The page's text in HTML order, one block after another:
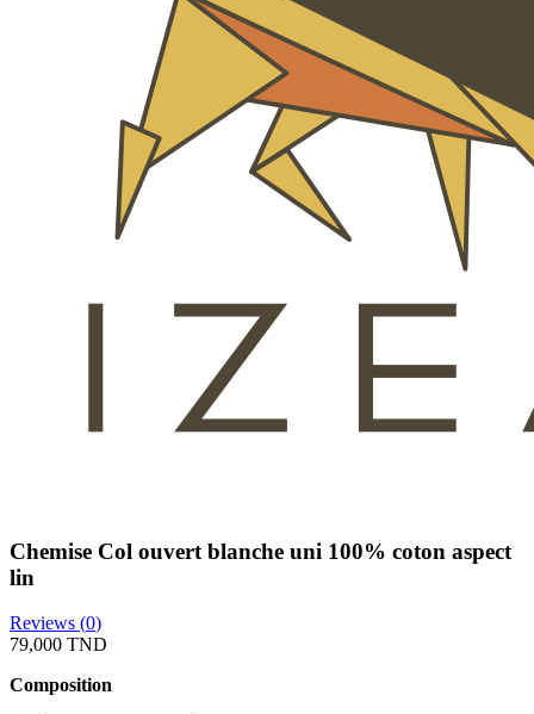
Chemise Col ouvert blanche uni 100% coton aspect
lin
Reviews (0)
79,000 TND
Composition